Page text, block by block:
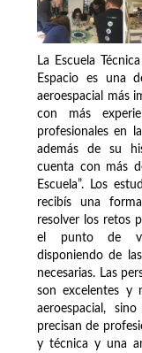
La Escuela
Espacio es una
aeroespacial más
con más
profesionales en
además de su
cuenta con más
Escuela”. Los
recibís una
resolver los retos
el punto de
disponiendo de
necesarias. Las
son excelentes y
aeroespacial,
precisan de
y técnica y una